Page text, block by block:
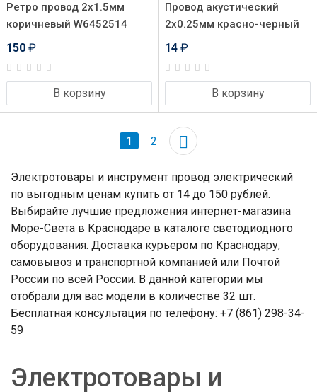
Ретро провод 2x1.5мм
коричневый W6452514
150 ₽
В корзину
Провод акустический
2x0.25мм красно-черный
14 ₽
В корзину
1 2
Электротовары и инструмент провод электрический
по выгодным ценам купить от 14 до 150 рублей.
Выбирайте лучшие предложения интернет-магазина
Море-Света в Краснодаре в каталоге светодиодного
оборудования. Доставка курьером по Краснодару,
самовывоз и транспортной компанией или Почтой
России по всей России. В данной категории мы
отобрали для вас модели в количестве 32 шт.
Бесплатная консультация по телефону: +7 (861) 298-34-
59
Электротовары и